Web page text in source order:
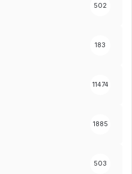
502
183
11474
1885
503